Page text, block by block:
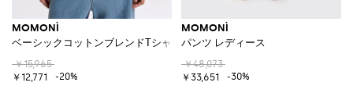
MOMONÌ
ベーシックコットンブレンドTシャツ
￥15,965
￥12,771
-20%
MOMONÌ
パンツ レディース
￥48,073
￥33,651
-30%